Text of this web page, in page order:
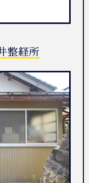
整経所